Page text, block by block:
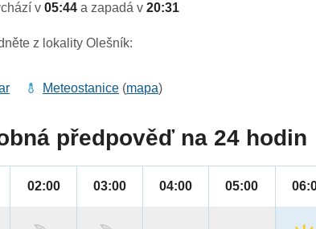
v05:44a zapadá v20:31
z lokality Olešník:
Meteostanice (mapa)
předpověď na 24 hodin
02:00 03:00 04:00 05:00